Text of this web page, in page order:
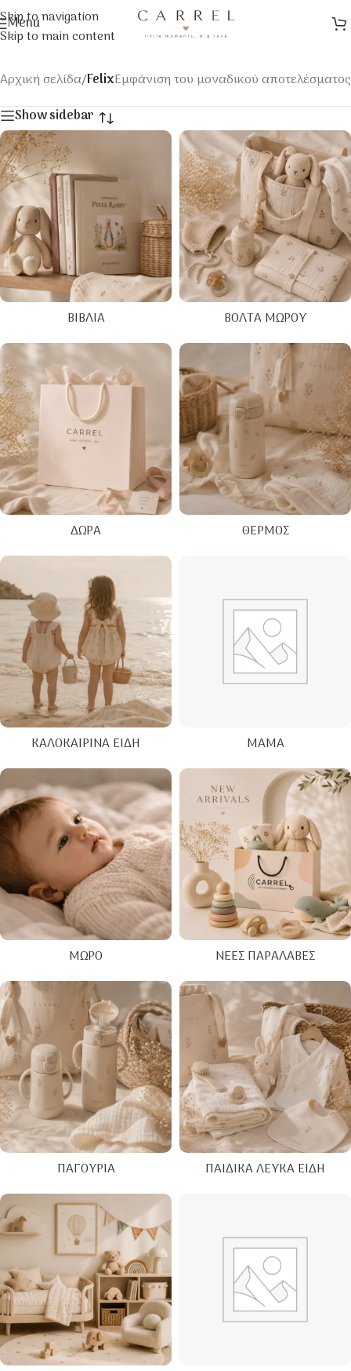
Skip to navigation
Skip to main content
Menu
Αρχική σελίδα/FelixΕμφάνιση του μοναδικού αποτελέσματος
Show sidebar
ΒΙΒΛΊΑ ΒΌΛΤΑ ΜΩΡΟΎ
ΔΏΡΑ ΘΕΡΜΌΣ
ΚΑΛΟΚΑΙΡΙΝΑ ΕΊΔΗ ΜΑΜΆ
ΜΩΡΌ ΝΈΕΣ ΠΑΡΑΛΑΒΈΣ
ΠΑΓΟΎΡΙΑ ΠΑΙΔΙΚΆ ΛΕΥΚΆ ΕΊΔΗ